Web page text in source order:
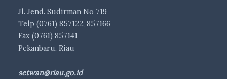
Jl. Jend. Sudirman No 719
Telp (0761) 857122, 857166
Fax (0761) 857141
Pekanbaru, Riau
setwan@riau.go.id